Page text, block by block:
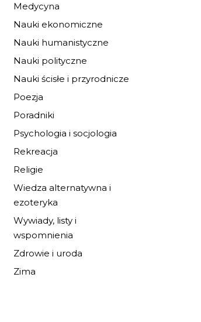
Medycyna
Nauki ekonomiczne
Nauki humanistyczne
Nauki polityczne
Nauki ścisłe i przyrodnicze
Poezja
Poradniki
Psychologia i socjologia
Rekreacja
Religie
Wiedza alternatywna i
ezoteryka
Wywiady, listy i
wspomnienia
Zdrowie i uroda
Zima